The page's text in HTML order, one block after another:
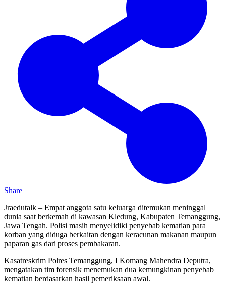
Share
Jraedutalk – Empat anggota satu keluarga ditemukan meninggal
dunia saat berkemah di kawasan Kledung, Kabupaten Temanggung,
Jawa Tengah. Polisi masih menyelidiki penyebab kematian para
korban yang diduga berkaitan dengan keracunan makanan maupun
paparan gas dari proses pembakaran.
Kasatreskrim Polres Temanggung, I Komang Mahendra Deputra,
mengatakan tim forensik menemukan dua kemungkinan penyebab
kematian berdasarkan hasil pemeriksaan awal.